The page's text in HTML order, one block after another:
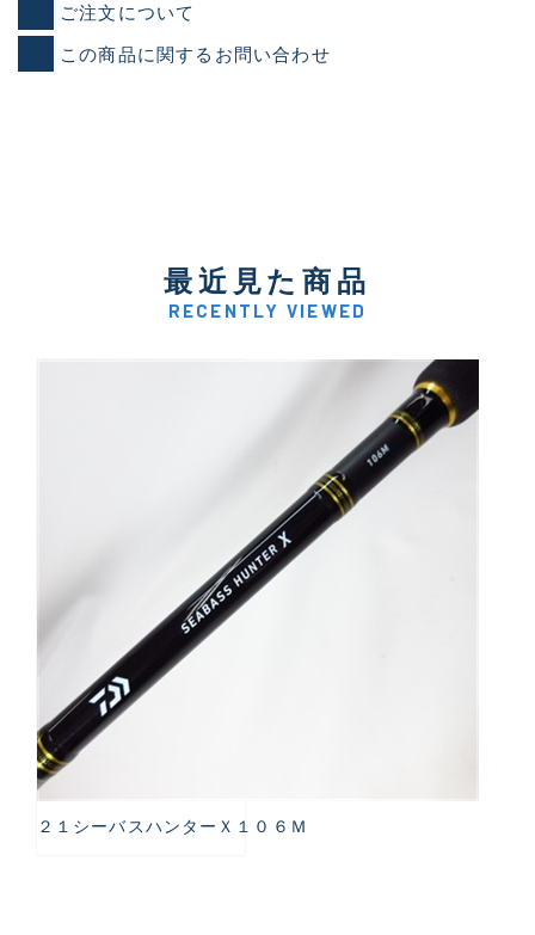
ご注文について
この商品に関するお問い合わせ
最近見た商品
RECENTLY VIEWED
２１シーバスハンターＸ１０６Ｍ